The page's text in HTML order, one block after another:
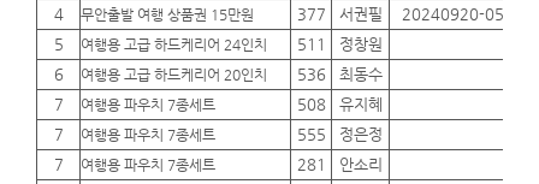
4
무안출발 여행 상품권 15만원 377 서권필 20240920-05
5
여행용 고급 하드케리어 24인치 511 정창원
6
여행용 고급 하드케리어 20인치 536 최동수
7
여행용 파우치 7종세트 508 유지혜
7
여행용 파우치 7종세트 555 정은정
7
여행용 파우치 7종세트 281 안소리